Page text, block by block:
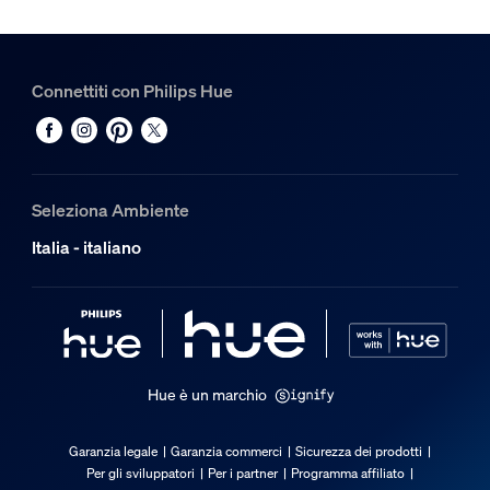
Hue Connettore angolare interno Perifo
Hue White and color ambiance Faretto cilindrico Perifo
3
Connettiti con Philips Hue
Seleziona Ambiente
Italia - italiano
Hue è un marchio
Garanzia legale Garanzia commerci
Sicurezza dei prodotti
Per gli sviluppatori
Per i partner
Programma affiliato